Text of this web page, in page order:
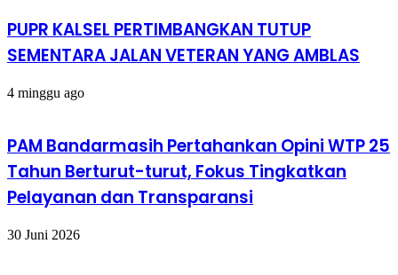
PUPR KALSEL PERTIMBANGKAN TUTUP
SEMENTARA JALAN VETERAN YANG AMBLAS
4 minggu ago
PAM Bandarmasih Pertahankan Opini WTP 25
Tahun Berturut-turut, Fokus Tingkatkan
Pelayanan dan Transparansi
30 Juni 2026